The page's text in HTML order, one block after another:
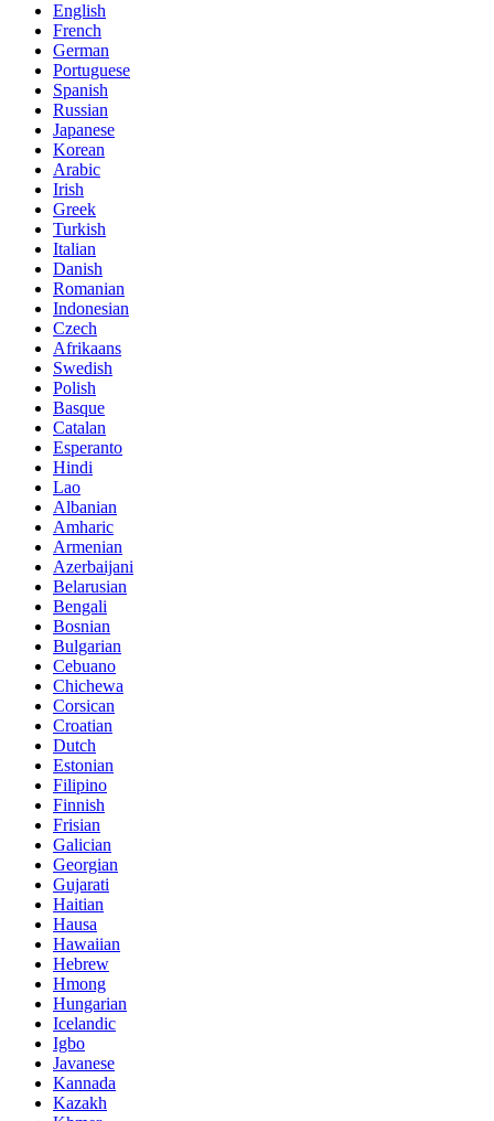
English
French
German
Portuguese
Spanish
Russian
Japanese
Korean
Arabic
Irish
Greek
Turkish
Italian
Danish
Romanian
Indonesian
Czech
Afrikaans
Swedish
Polish
Basque
Catalan
Esperanto
Hindi
Lao
Albanian
Amharic
Armenian
Azerbaijani
Belarusian
Bengali
Bosnian
Bulgarian
Cebuano
Chichewa
Corsican
Croatian
Dutch
Estonian
Filipino
Finnish
Frisian
Galician
Georgian
Gujarati
Haitian
Hausa
Hawaiian
Hebrew
Hmong
Hungarian
Icelandic
Igbo
Javanese
Kannada
Kazakh